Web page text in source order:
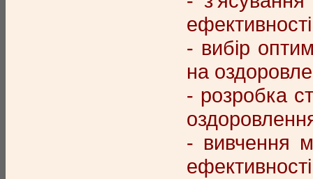
- вибір
на
- розробка
- вивчення